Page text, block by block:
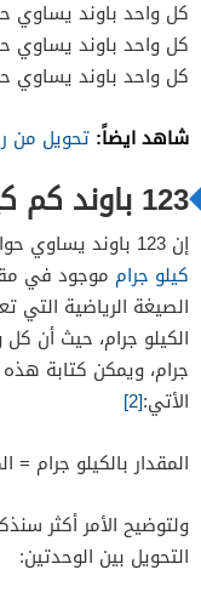
كل واحد باوند يساوي حوالي
كل واحد باوند يساوي حوالي 0.0004999
كل واحد باوند يساوي حوالي 0.0004464
شاهد ايضاً: تحويل من
123 باوند كم كيلو
إن 123 باوند يساوي حوالي
كيلو جرام موجود في
الصيغة الرياضية التي
جرام، ويمكن كتابة
الأتي:[2]
المقدار بالكيلو جرام =
ولتوضيح الأمر أكثر
التحويل بين الوحدتين: